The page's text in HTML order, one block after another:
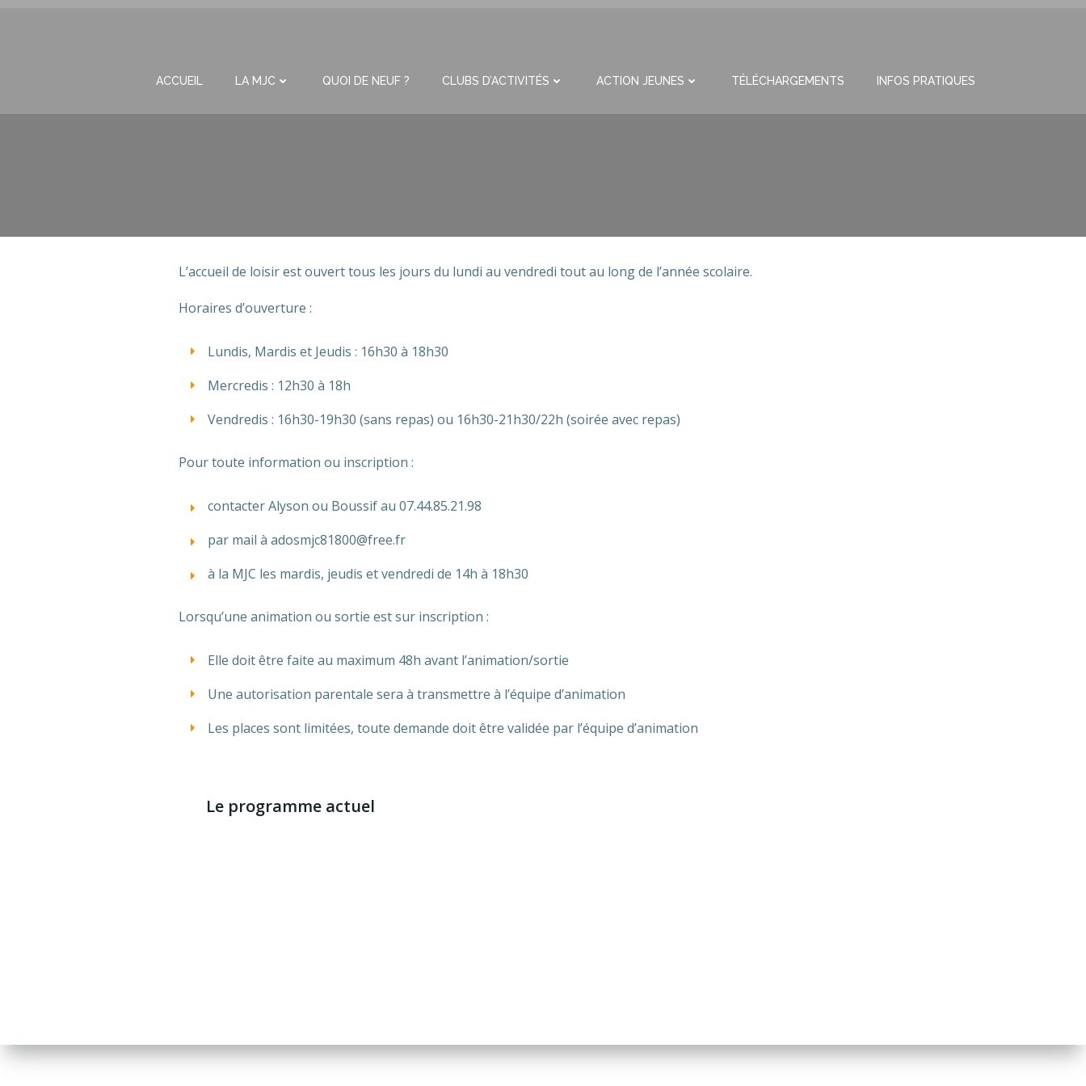
ACCUEIL LA MJC QUOI DE NEUF ? CLUBS D’ACTIVITÉS ACTION JEUNES TÉLÉCHARGEMENTS INFOS PRATIQUES
L’accueil de loisir est ouvert tous les jours du lundi au vendredi tout au long de l’année scolaire.
Horaires d’ouverture :
Lundis, Mardis et Jeudis : 16h30 à 18h30
Mercredis : 12h30 à 18h
Vendredis : 16h30-19h30 (sans repas) ou 16h30-21h30/22h (soirée avec repas)
Pour toute information ou inscription :
contacter Alyson ou Boussif au 07.44.85.21.98
par mail à adosmjc81800@free.fr
à la MJC les mardis, jeudis et vendredi de 14h à 18h30
Lorsqu’une animation ou sortie est sur inscription :
Elle doit être faite au maximum 48h avant l’animation/sortie
Une autorisation parentale sera à transmettre à l’équipe d’animation
Les places sont limitées, toute demande doit être validée par l’équipe d’animation
Le programme actuel